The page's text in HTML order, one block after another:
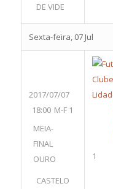
DE VIDE
Sexta-feira, 07 Jul
2017/07/07
18:00 M-F 1
MEIA-
FINAL
OURO
CASTELO
1